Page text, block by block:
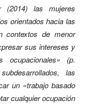
(2014) las mujeres
orientados hacia las
contextos de menor
sus intereses y
ocupacionales» (p.
las
un «trabajo basado
cualquier ocupación